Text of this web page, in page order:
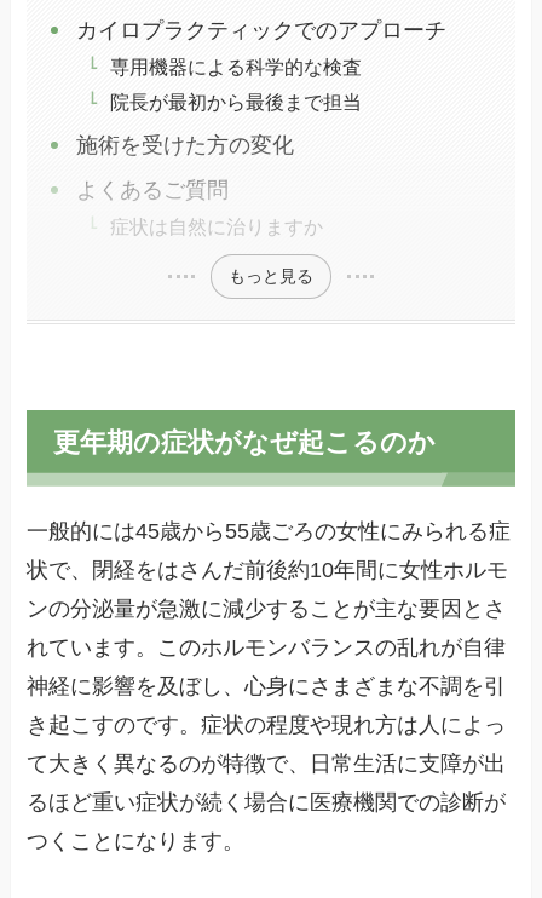
カイロプラクティックでのアプローチ
専用機器による科学的な検査
院長が最初から最後まで担当
施術を受けた方の変化
よくあるご質問
症状は自然に治りますか
もっと見る
更年期の症状がなぜ起こるのか
一般的には45歳から55歳ごろの女性にみられる症
状で、閉経をはさんだ前後約10年間に女性ホルモ
ンの分泌量が急激に減少することが主な要因とさ
れています。このホルモンバランスの乱れが自律
神経に影響を及ぼし、心身にさまざまな不調を引
き起こすのです。症状の程度や現れ方は人によっ
て大きく異なるのが特徴で、日常生活に支障が出
るほど重い症状が続く場合に医療機関での診断が
つくことになります。